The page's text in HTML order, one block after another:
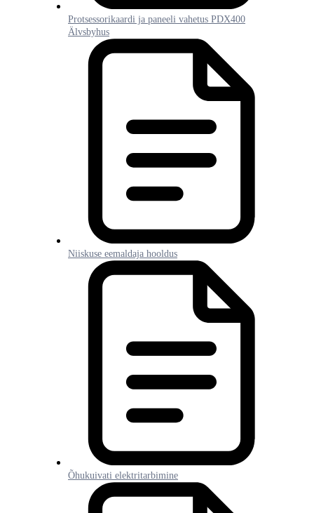
Protsessorikaardi ja paneeli vahetus PDX400
Älvsbyhus
Niiskuse eemaldaja hooldus
Õhukuivati elektritarbimine